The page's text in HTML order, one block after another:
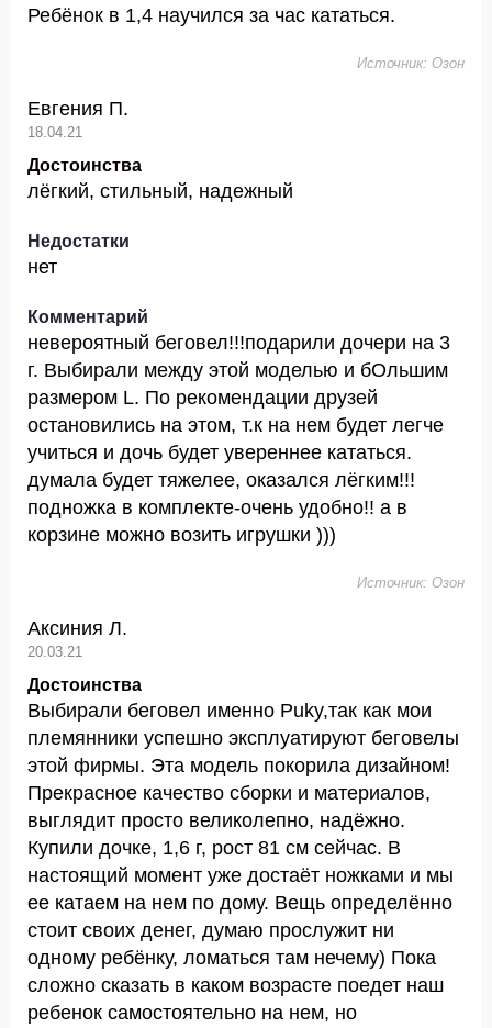
Ребёнок в 1,4 научился за час кататься.
Источник: Озон
Евгения П.
18.04.21
Достоинства
лёгкий, стильный, надежный
Недостатки
нет
Комментарий
невероятный беговел!!!подарили дочери на 3
г. Выбирали между этой моделью и бОльшим
размером L. По рекомендации друзей
остановились на этом, т.к на нем будет легче
учиться и дочь будет увереннее кататься.
думала будет тяжелее, оказался лёгким!!!
подножка в комплекте-очень удобно!! а в
корзине можно возить игрушки )))
Источник: Озон
Аксиния Л.
20.03.21
Достоинства
Выбирали беговел именно Puky,так как мои
племянники успешно эксплуатируют беговелы
этой фирмы. Эта модель покорила дизайном!
Прекрасное качество сборки и материалов,
выглядит просто великолепно, надёжно.
Купили дочке, 1,6 г, рост 81 см сейчас. В
настоящий момент уже достаёт ножками и мы
ее катаем на нем по дому. Вещь определённо
стоит своих денег, думаю прослужит ни
одному ребёнку, ломаться там нечему) Пока
сложно сказать в каком возрасте поедет наш
ребенок самостоятельно на нем, но